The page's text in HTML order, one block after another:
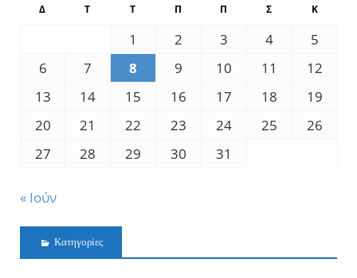
Δ Τ Τ Π Π Σ Κ
1 2 3 4
5
6
7 8 9 10 11
12
13
14 15 16 17 18
19
20
21 22 23 24 25
26
27
28 29 30 31
« Ιούν
Kατηγορίες